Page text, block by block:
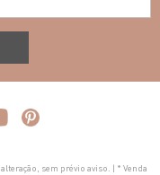
sem prévio aviso. | * Venda